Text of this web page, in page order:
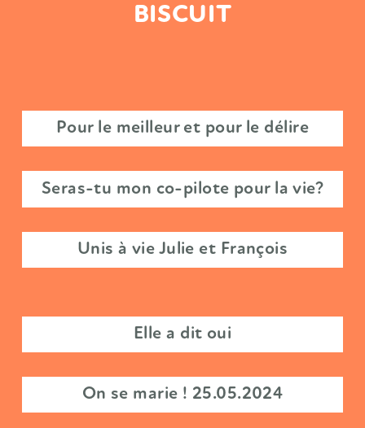
BISCUIT
Chaque pot trouve son couvercle
Moi + toi = oui ?
Chérie, épouse-moi
Et ils vécurent heureux
Tu m'aimes ?